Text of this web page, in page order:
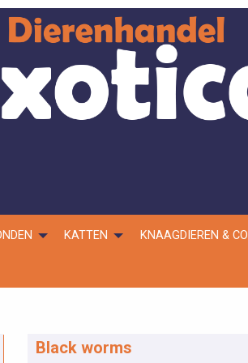
KATTEN KNAAGDIEREN & CO
Black worms